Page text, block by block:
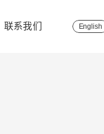
联系我们 English